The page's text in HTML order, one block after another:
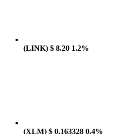
(LINK) $ 8.20 1.2%
(XLM) $ 0.163328 0.4%